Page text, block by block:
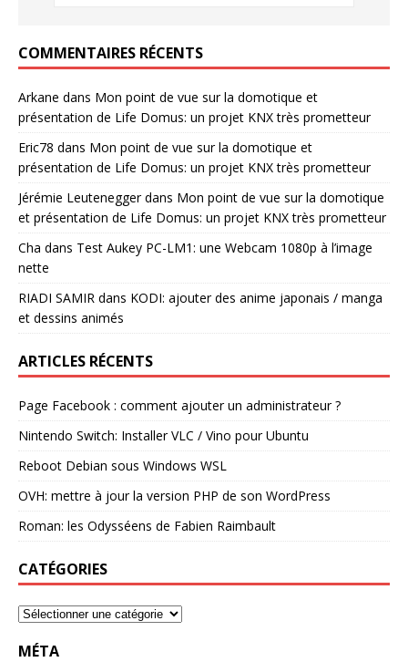
COMMENTAIRES RÉCENTS
Arkane dans Mon point de vue sur la domotique et
présentation de Life Domus: un projet KNX très prometteur
Eric78 dans Mon point de vue sur la domotique et
présentation de Life Domus: un projet KNX très prometteur
Jérémie Leuteneggerdans Mon point de vue sur la domotique
et présentation de Life Domus: un projet KNX très prometteur
Cha dans Test Aukey PC-LM1: une Webcam 1080p à l’image
nette
RIADI SAMIR dans KODI: ajouter des anime japonais / manga
et dessins animés
ARTICLES RÉCENTS
Page Facebook : comment ajouter un administrateur ?
Nintendo Switch: Installer VLC / Vino pour Ubuntu
Reboot Debian sous Windows WSL
OVH: mettre à jour la version PHP de son WordPress
Roman: les Odysséens de Fabien Raimbault
CATÉGORIES
MÉTA